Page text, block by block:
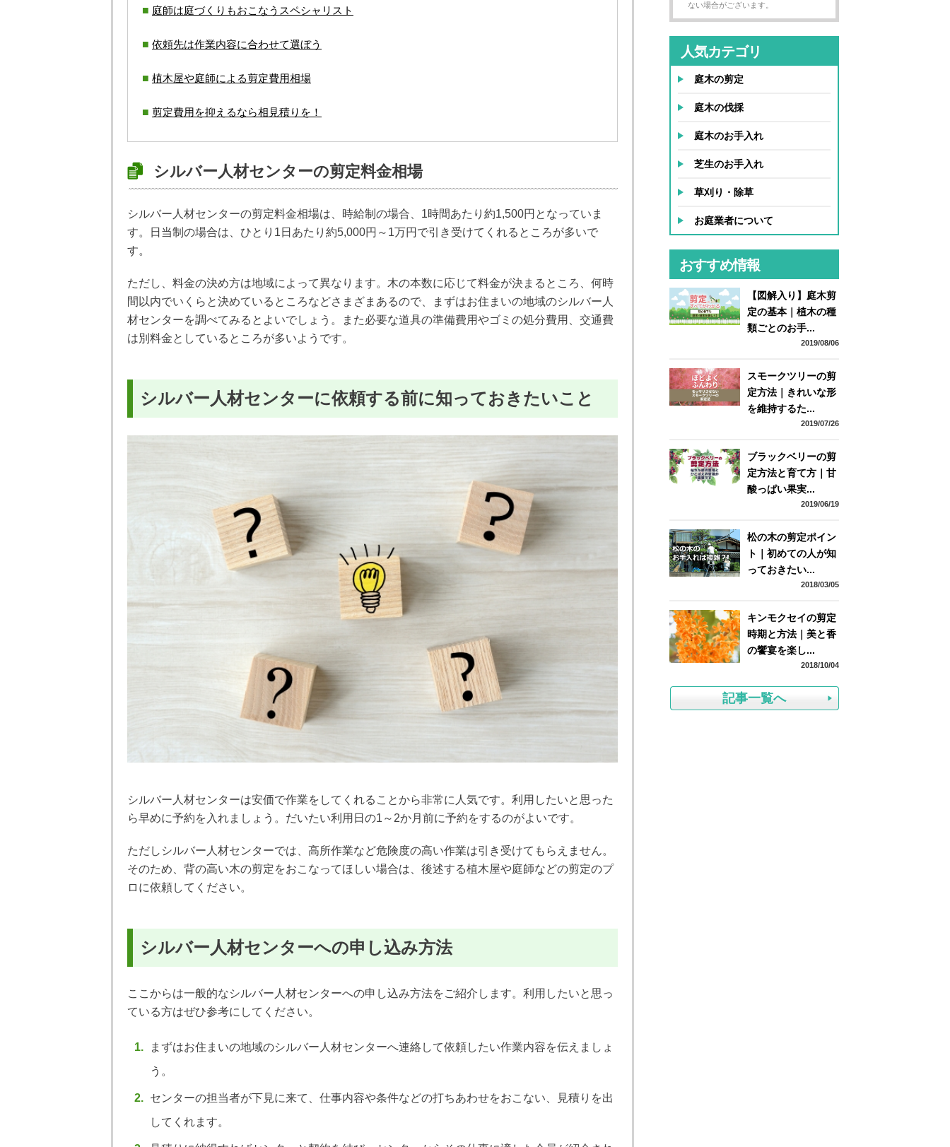
庭師は庭づくりもおこなうスペシャリスト
依頼先は作業内容に合わせて選ぼう
植木屋や庭師による剪定費用相場
剪定費用を抑えるなら相見積りを！
シルバー人材センターの剪定料金相場
シルバー人材センターの剪定料金相場は、時給制の場合、1時間あたり約1,500円となっていま
す。日当制の場合は、ひとり1日あたり約5,000円～1万円で引き受けてくれるところが多いで
す。
ただし、料金の決め方は地域によって異なります。木の本数に応じて料金が決まるところ、何時
間以内でいくらと決めているところなどさまざまあるので、まずはお住まいの地域のシルバー人
材センターを調べてみるとよいでしょう。また必要な道具の準備費用やゴミの処分費用、交通費
は別料金としているところが多いようです。
シルバー人材センターに依頼する前に知っておきたいこと
シルバー人材センターは安価で作業をしてくれることから非常に人気です。利用したいと思った
ら早めに予約を入れましょう。だいたい利用日の1～2か月前に予約をするのがよいです。
ただしシルバー人材センターでは、高所作業など危険度の高い作業は引き受けてもらえません。
そのため、背の高い木の剪定をおこなってほしい場合は、後述する植木屋や庭師などの剪定のプ
ロに依頼してください。
シルバー人材センターへの申し込み方法
ここからは一般的なシルバー人材センターへの申し込み方法をご紹介します。利用したいと思っ
ている方はぜひ参考にしてください。
まずはお住まいの地域のシルバー人材センターへ連絡して依頼したい作業内容を伝えましょ
う。
センターの担当者が下見に来て、仕事内容や条件などの打ちあわせをおこない、見積りを出
してくれます。
ない場合がございます。
人気カテゴリ
庭木の剪定
庭木の伐採
庭木のお手入れ
芝生のお手入れ
草刈り・除草
お庭業者について
おすすめ情報
【図解入り】庭木剪
定の基本｜植木の種
類ごとのお手...
2019/08/06
スモークツリーの剪
定方法｜きれいな形
を維持するた...
2019/07/26
ブラックベリーの剪
定方法と育て方｜甘
酸っぱい果実...
2019/06/19
松の木の剪定ポイン
ト｜初めての人が知
っておきたい...
2018/03/05
キンモクセイの剪定
時期と方法｜美と香
の饗宴を楽し...
2018/10/04
記事一覧へ